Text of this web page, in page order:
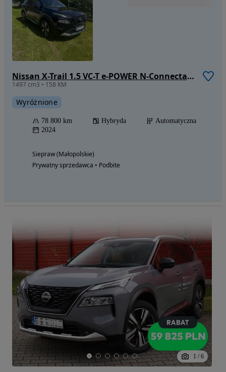
Nissan X-Trail 1.5 VC-T e-POWER N-Connecta e-4ORCE
1497 cm3 • 158 KM
Wyróżnione
78 800 km Hybryda
Automatyczna
2024
Siepraw (Małopolskie)
Prywatny sprzedawca • Podbite
1 / 6